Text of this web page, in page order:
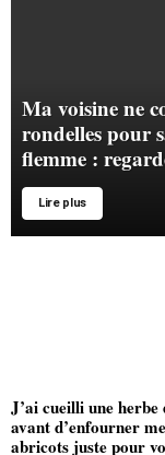
Ma voisine ne
rondelles pour
flemme :
Lire plus
J’ai cueilli une
avant d’enfourner
abricots juste pour